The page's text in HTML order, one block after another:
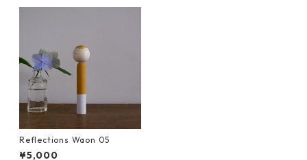
Reflections Waon 05
¥5,000